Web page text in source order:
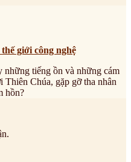
giới công nghệ
những tiếng ồn và những cám
Thiên Chúa, gặp gỡ tha nhân
hồn?